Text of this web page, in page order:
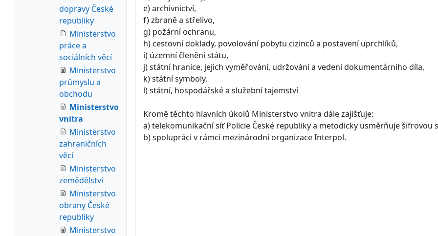
e) archivnictví,
f) zbraně a střelivo,
g) požární ochranu,
h) cestovní doklady, povolování pobytu cizinců a postavení uprchlíků,
i) územní členění státu,
j) státní hranice, jejich vyměřování, udržování a vedení dokumentárního díla,
k) státní symboly,
l) státní, hospodářské a služební tajemství
Kromě těchto hlavních úkolů Ministerstvo vnitra dále zajišťuje:
a) telekomunikační síť Policie České republiky a metodicky usměrňuje šifrovou
b) spolupráci v rámci mezinárodní organizace Interpol.
dopravy České
republiky
Ministerstvo
práce a
sociálních věcí
Ministerstvo
průmyslu a
obchodu
Ministerstvo
vnitra
Ministerstvo
zahraničních
věcí
Ministerstvo
zemědělství
Ministerstvo
obrany České
republiky
Ministerstvo